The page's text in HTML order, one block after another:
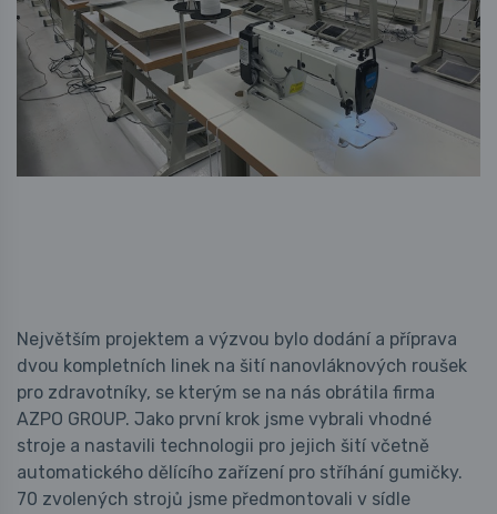
Největším projektem a výzvou bylo dodání a příprava
dvou kompletních linek na šití nanovláknových roušek
pro zdravotníky, se kterým se na nás obrátila firma
AZPO GROUP. Jako první krok jsme vybrali vhodné
stroje a nastavili technologii pro jejich šití včetně
automatického dělícího zařízení pro stříhání gumičky.
70 zvolených strojů jsme předmontovali v sídle